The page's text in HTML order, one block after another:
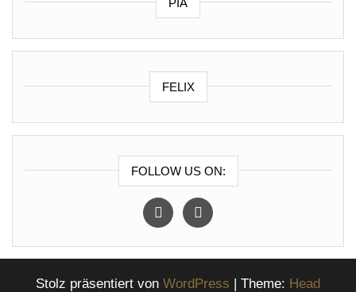
PIA
FELIX
FOLLOW US ON:
instagramfacebook
Stolz präsentiert von WordPress | Theme: Head